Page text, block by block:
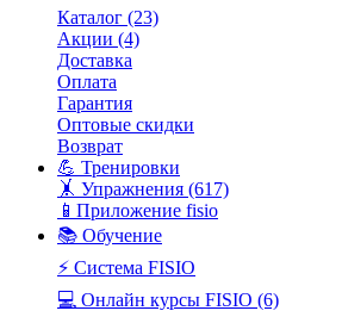
Каталог (23)
Акции (4)
Доставка
Оплата
Гарантия
Оптовые скидки
Возврат
💪 Тренировки
🤸 Упражнения (617)
📱Приложение fisio
📚 Обучение
⚡️ Система FISIO
💻 Онлайн курсы FISIO (6)